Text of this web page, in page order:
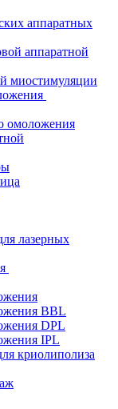
аппаратных
аппаратной
миостимуляции
омоложения
лазерных
BBL
DPL
IPL
криолиполиза